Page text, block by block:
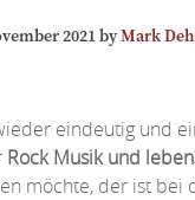
2021byMark
eindeutig und
Rock Musik und
möchte, der ist bei